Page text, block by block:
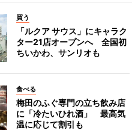
買う
「ルクア サウス」にキャラク
ター21店オープンへ 全国初
ちいかわ、サンリオも
食べる
梅田のふぐ専門の立ち飲み店
に「冷たいひれ酒」 最高気
温に応じて割引も